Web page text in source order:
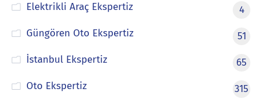
Elektrikli Araç Ekspertiz
4
Güngören Oto Ekspertiz
51
İstanbul Ekspertiz
65
Oto Ekspertiz
315